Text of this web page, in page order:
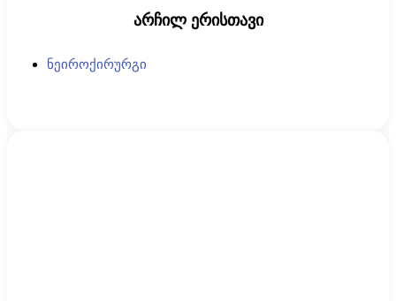
არჩილ ერისთავი
ნეიროქირურგი